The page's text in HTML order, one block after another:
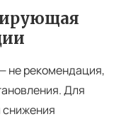
не рекомендация,
Для
снижения